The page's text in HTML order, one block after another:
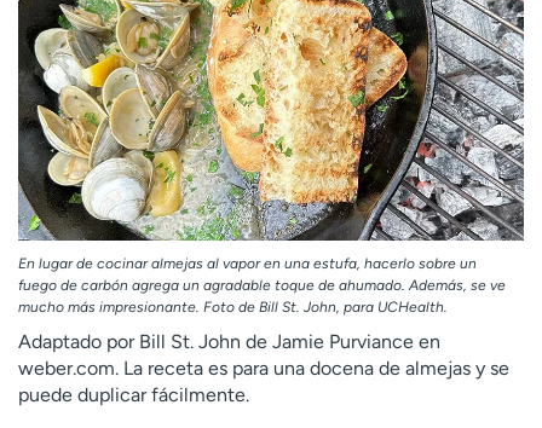
En lugar de cocinar almejas al vapor en una estufa, hacerlo sobre un
fuego de carbón agrega un agradable toque de ahumado. Además, se ve
mucho más impresionante. Foto de Bill St. John, para UCHealth.
Adaptado por Bill St. John de Jamie Purviance en
weber.com. La receta es para una docena de almejas y se
puede duplicar fácilmente.